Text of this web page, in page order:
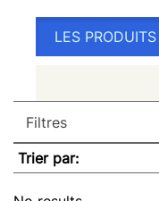
LES PRODUITS
Trier par: